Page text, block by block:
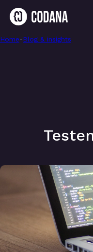
Home-Blog & insights
-
Testen in Laravel